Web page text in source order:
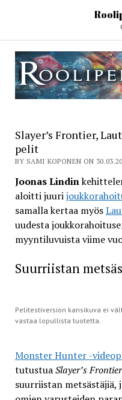
Slayer’s Frontier,
pelit
BY SAMI KOPONEN ON
Joonas Lindin
aloitti juuri
samalla kertaa myös
uudesta
myyntiluvuista viime
Suurriistan
Pelitestiversion kansikuva ei
vastaa lopullista tuotetta.
Monster Hunter -
tutustuaSlayer’s Frontier
suurriistan metsästäjiä,